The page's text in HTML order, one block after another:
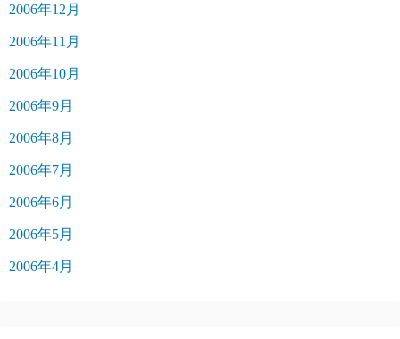
2006年12月
2006年11月
2006年10月
2006年9月
2006年8月
2006年7月
2006年6月
2006年5月
2006年4月